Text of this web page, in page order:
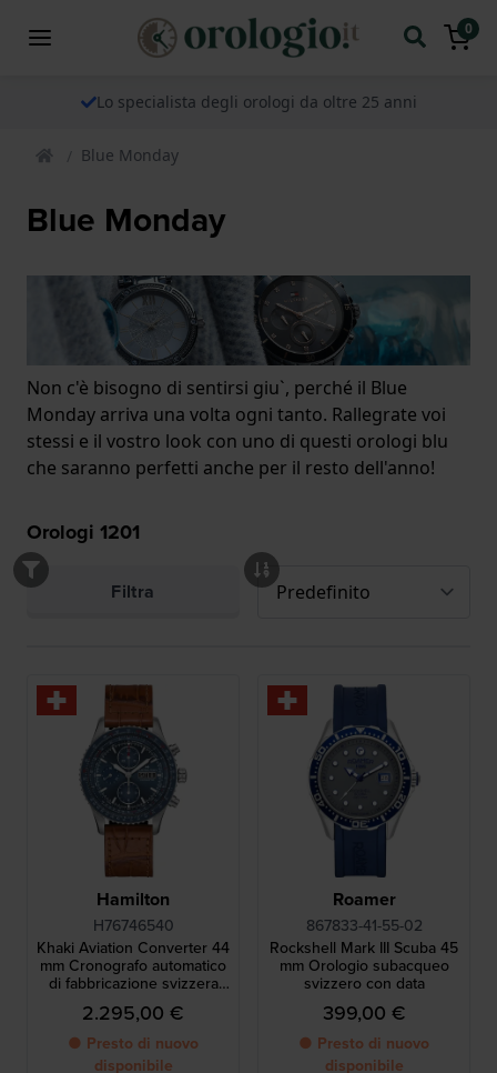
0
Lo specialista degli orologi da oltre 25 anni
Blue Monday
Blue Monday
Non c'è bisogno di sentirsi giu`, perché il Blue
Monday arriva una volta ogni tanto. Rallegrate voi
stessi e il vostro look con uno di questi orologi blu
che saranno perfetti anche per il resto dell'anno!
Orologi 1201
Filtra
Hamilton
H76746540
Khaki Aviation Converter 44
mm Cronografo automatico
di fabbricazione svizzera
con regolo calcolatore
2.295,00 €
● Presto di nuovo
disponibile
Roamer
867833-41-55-02
Rockshell Mark III Scuba 45
mm Orologio subacqueo
svizzero con data
399,00 €
● Presto di nuovo
disponibile